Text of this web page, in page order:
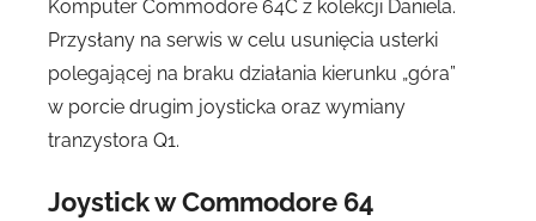
Komputer Commodore 64C z kolekcji Daniela.
Przysłany na serwis w celu usunięcia usterki
polegającej na braku działania kierunku „góra”
w porcie drugim joysticka oraz wymiany
tranzystora Q1.
Joystick w Commodore 64